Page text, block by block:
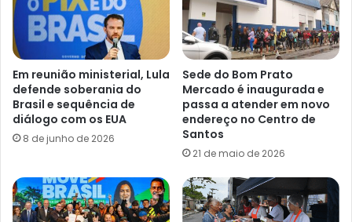
Em reunião ministerial, Lula
defende soberania do
Brasil e sequência de
diálogo com os EUA
8 de junho de 2026
Sede do Bom Prato
Mercado é inaugurada e
passa a atender em novo
endereço no Centro de
Santos
21 de maio de 2026